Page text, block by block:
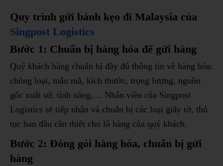
Quy trình gửi bánh kẹo đi Malaysia của
Singpost Logistics
Bước 1: Chuẩn bị hàng hóa để gửi hàng
Quý khách hàng chuẩn bị đầy đủ thông tin về hàng hóa:
chủng loại, mẫu mã, kích thước, trọng lượng, nguồn
gốc xuất sứ, tính năng,… Nhân viên của Singpost
Logistics sẽ tiếp nhận và chuẩn bị các loại giấy tờ, thủ
tục ban đầu cần thiết cho lô hàng của quý khách.
Bước 2: Đóng gói hàng hóa, chuẩn bị gửi
hàng